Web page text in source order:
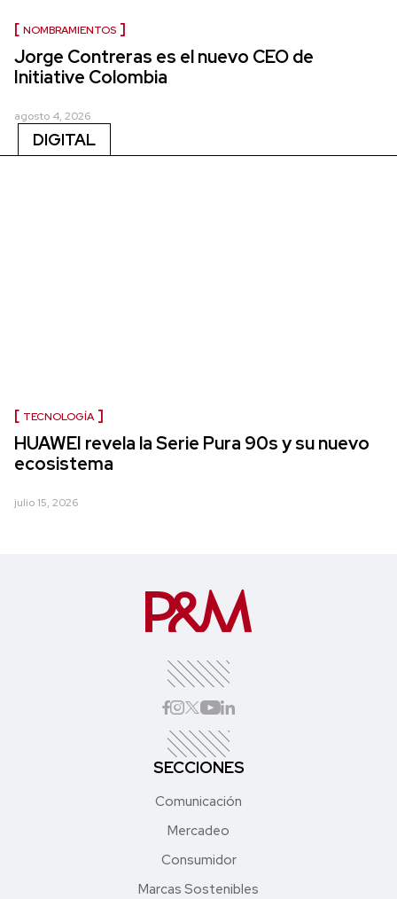
NOMBRAMIENTOS
Jorge Contreras es el nuevo CEO de
Initiative Colombia
agosto 4, 2026
DIGITAL
TECNOLOGÍA
HUAWEI revela la Serie Pura 90s y su nuevo
ecosistema
julio 15, 2026
SECCIONES
Comunicación
Mercadeo
Consumidor
Marcas Sostenibles